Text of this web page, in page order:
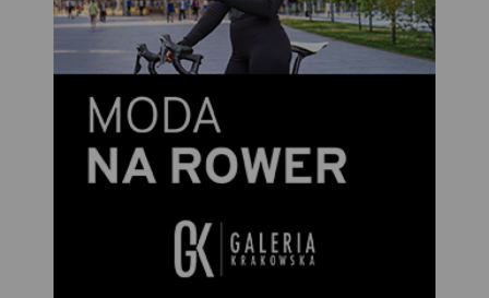
Obszar ten to idealne miejsce
dla amatorów sportów
spływy kajakowe Czarną
Hańczą. Warto również
wybrać się na spacery i
wycieczki rowerowe po
Rok